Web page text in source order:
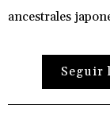
ancestrales
Seguir